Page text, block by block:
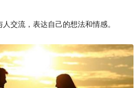
流，表达自己的想法和情感。